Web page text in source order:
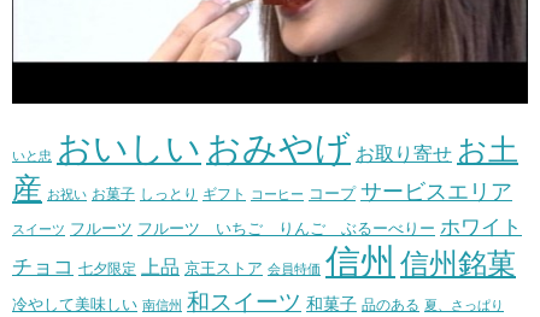
いと忠 おいしい おみやげ お取り寄せ お土
産 お祝い お菓子 しっとり ギフト コーヒー コープ サービスエリア
スイーツ フルーツ フルーツ いちご りんご ぶるーべりー ホワイト
チョコ 七夕限定 上品 京王ストア 会員特価 信州 信州銘菓
冷やして美味しい 南信州 和スイーツ 和菓子 品のある 夏、さっぱり